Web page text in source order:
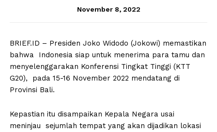
November 8, 2022
BRIEF.ID – Presiden Joko Widodo (Jokowi) memastikan
bahwa Indonesia siap untuk menerima para tamu dan
menyelenggarakan Konferensi Tingkat Tinggi (KTT
G20), pada 15-16 November 2022 mendatang di
Provinsi Bali.
Kepastian itu disampaikan Kepala Negara usai
meninjau sejumlah tempat yang akan dijadikan lokasi